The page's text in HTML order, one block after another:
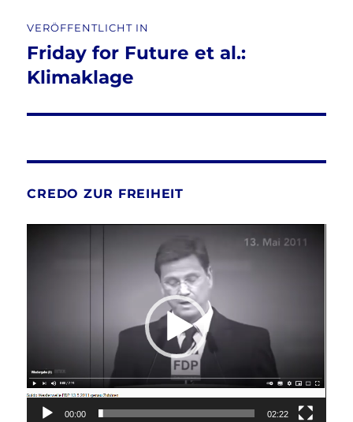
VERÖFFENTLICHT IN
Friday for Future et al.:
Klimaklage
CREDO ZUR FREIHEIT
00:00 02:22